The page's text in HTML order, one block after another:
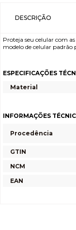
DESCRIÇÃO
Proteja seu celular com
modelo de celular padrão
ESPECIFICAÇÕES
Material
INFORMAÇÕES
Procedência
GTIN
NCM
EAN